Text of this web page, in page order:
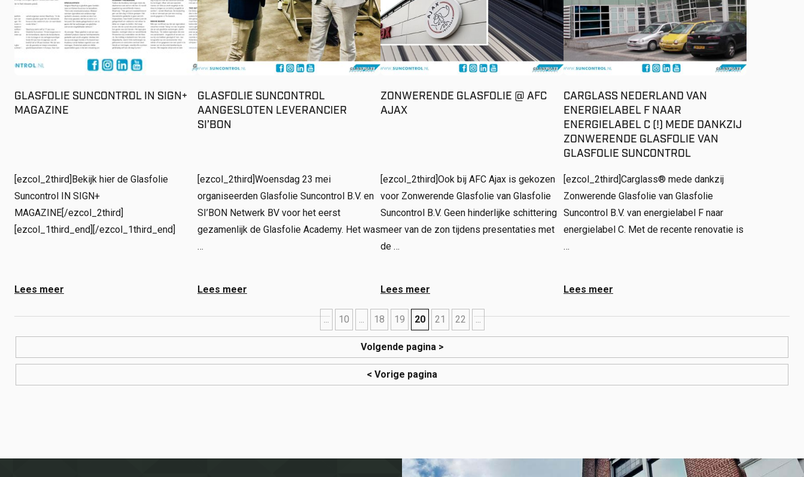
GLASFOLIE SUNCONTROL IN SIGN+
MAGAZINE
[ezcol_2third]Bekijk hier de Glasfolie
Suncontrol IN SIGN+
MAGAZINE[/ezcol_2third]
[ezcol_1third_end][/ezcol_1third_end]
Lees meer
GLASFOLIE SUNCONTROL
AANGESLOTEN LEVERANCIER
SI’BON
[ezcol_2third]Woensdag 23 mei
organiseerden Glasfolie Suncontrol B.V. en
SI’BON Netwerk BV voor het eerst
gezamenlijk de Glasfolie Academy. Het was
…
Lees meer
ZONWERENDE GLASFOLIE @ AFC
AJAX
[ezcol_2third]Ook bij AFC Ajax is gekozen
voor Zonwerende Glasfolie van Glasfolie
Suncontrol B.V. Geen hinderlijke schittering
meer van de zon tijdens presentaties met
de …
Lees meer
CARGLASS NEDERLAND VAN
ENERGIELABEL F NAAR
ENERGIELABEL C (!) MEDE DANKZIJ
ZONWERENDE GLASFOLIE VAN
GLASFOLIE SUNCONTROL
[ezcol_2third]Carglass® mede dankzij
Zonwerende Glasfolie van Glasfolie
Suncontrol B.V. van energielabel F naar
energielabel C. Met de recente renovatie is
…
Lees meer
< Vorige pagina
... 10 ... 18 19 20 21 22 ...
Volgende pagina >